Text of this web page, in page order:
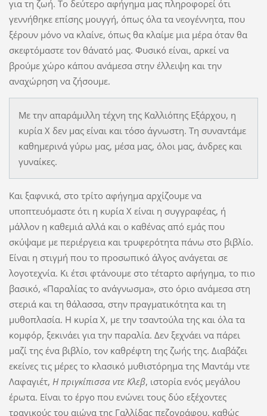
για τη ζωή. Το δεύτερο αφήγημα μας πληροφορεί ότι
γεννήθηκε επίσης μουγγή, όπως όλα τα νεογέννητα, που
ξέρουν μόνο να κλαίνε, όπως θα κλαίμε μια μέρα όταν θα
σκεφτόμαστε τον θάνατό μας. Φυσικό είναι, αρκεί να
βρούμε χώρο κάπου ανάμεσα στην έλλειψη και την
αναχώρηση να ζήσουμε.
Με την απαράμιλλη τέχνη της Καλλιόπης Εξάρχου, η
κυρία Χ δεν μας είναι και τόσο άγνωστη. Τη συναντάμε
καθημερινά γύρω μας, μέσα μας, όλοι μας, άνδρες και
γυναίκες.
Και ξαφνικά, στο τρίτο αφήγημα αρχίζουμε να
υποπτευόμαστε ότι η κυρία Χ είναι η συγγραφέας, ή
μάλλον η καθεμιά αλλά και ο καθένας από εμάς που
σκύψαμε με περιέργεια και τρυφερότητα πάνω στο βιβλίο.
Είναι η στιγμή που το προσωπικό άλγος ανάγεται σε
λογοτεχνία. Κι έτσι φτάνουμε στο τέταρτο αφήγημα, το πιο
βασικό, «Παραλίας το ανάγνωσμα», στο όριο ανάμεσα στη
στεριά και τη θάλασσα, στην πραγματικότητα και τη
μυθοπλασία. Η κυρία Χ, με την τσαντούλα της και όλα τα
κομφόρ, ξεκινάει για την παραλία. Δεν ξεχνάει να πάρει
μαζί της ένα βιβλίο, τον καθρέφτη της ζωής της. Διαβάζει
εκείνες τις μέρες το κλασικό μυθιστόρημα της Μαντάμ ντε
Λαφαγιέτ, Η πριγκίπισσα ντε Κλεβ, ιστορία ενός μεγάλου
έρωτα. Είναι το έργο που ενώνει τους δύο εξέχοντες
τραγικούς του αιώνα της Γαλλίδας πεζογράφου, καθώς